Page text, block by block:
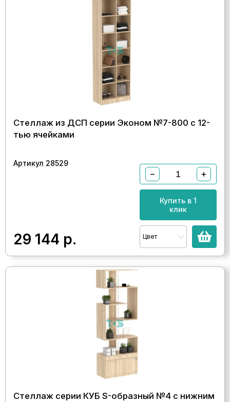
Стеллаж из ДСП серии Эконом №7-800 с 12-
тью ячейками
Артикул 28529
29 144 р.
− +
Купить в 1
клик
Цвет
Стеллаж серии КУБ S-образный №4 с нижним